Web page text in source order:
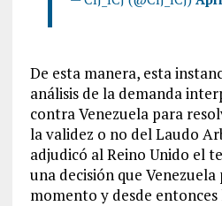
De esta manera, esta
análisis de la demanda
contra Venezuela para
la validez o no del Laudo
adjudicó al Reino Unido el
una decisión que
momento y desde entonces